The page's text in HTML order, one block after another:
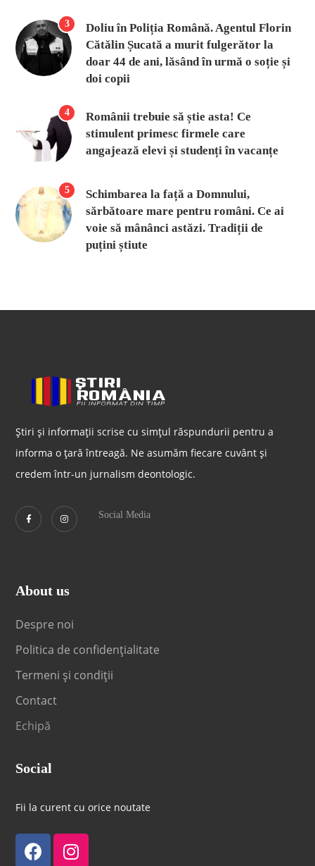
3
Doliu în Poliția Română. Agentul Florin
Cătălin Șucată a murit fulgerător la
doar 44 de ani, lăsând în urmă o soție și
doi copii
4
Românii trebuie să știe asta! Ce
stimulent primesc firmele care
angajează elevi și studenți în vacanțe
5
Schimbarea la față a Domnului,
sărbătoare mare pentru români. Ce ai
voie să mânânci astăzi. Tradiții de
puțini știute
Știri și informații scrise cu simțul răspundurii pentru a
informa o țară întreagă. Ne asumăm fiecare cuvânt și
credem într-un jurnalism deontologic.
Social Media
About us
Despre noi
Politica de confidențialitate
Termeni și condiții
Contact
Echipă
Social
Fii la curent cu orice noutate